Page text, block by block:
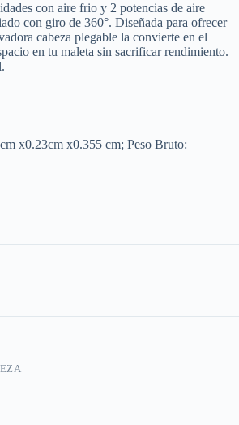
con aire frio y 2 potencias de aire
con giro de 360°. Diseñada para ofrecer
cabeza plegable la convierte en el
en tu maleta sin sacrificar rendimiento.
x0.23cm x0.355 cm; Peso Bruto: